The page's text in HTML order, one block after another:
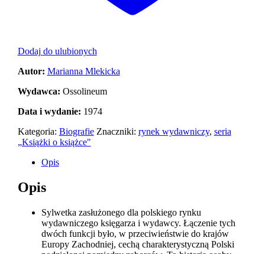
Dodaj do ulubionych
Autor: Marianna Mlekicka
Wydawca: Ossolineum
Data i wydanie: 1974
Kategoria: Biografie Znaczniki: rynek wydawniczy, seria
„Książki o książce"
Opis
Opis
Sylwetka zasłużonego dla polskiego rynku
wydawniczego księgarza i wydawcy. Łączenie tych
dwóch funkcji było, w przeciwieństwie do krajów
Europy Zachodniej, cechą charakterystyczną Polski